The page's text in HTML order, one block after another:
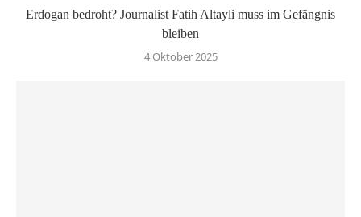
Erdogan bedroht? Journalist Fatih Altayli muss im Gefängnis
bleiben
4 Oktober 2025